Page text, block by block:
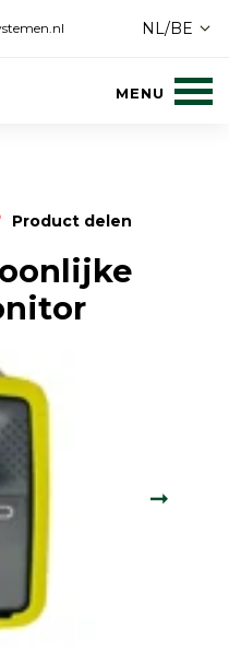
NL/BE
Product delen